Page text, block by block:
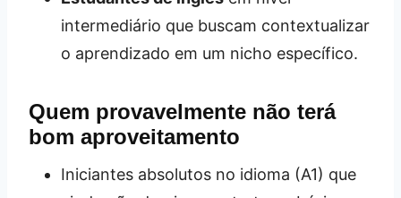
intermediário que buscam contextualizar
o aprendizado em um nicho específico.
Quem provavelmente não terá
bom aproveitamento
Iniciantes absolutos no idioma (A1) que